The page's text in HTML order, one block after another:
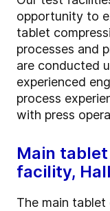
opportunity to
tablet
processes and
are conducted
experienced
process
with press
Main
facility,
The main